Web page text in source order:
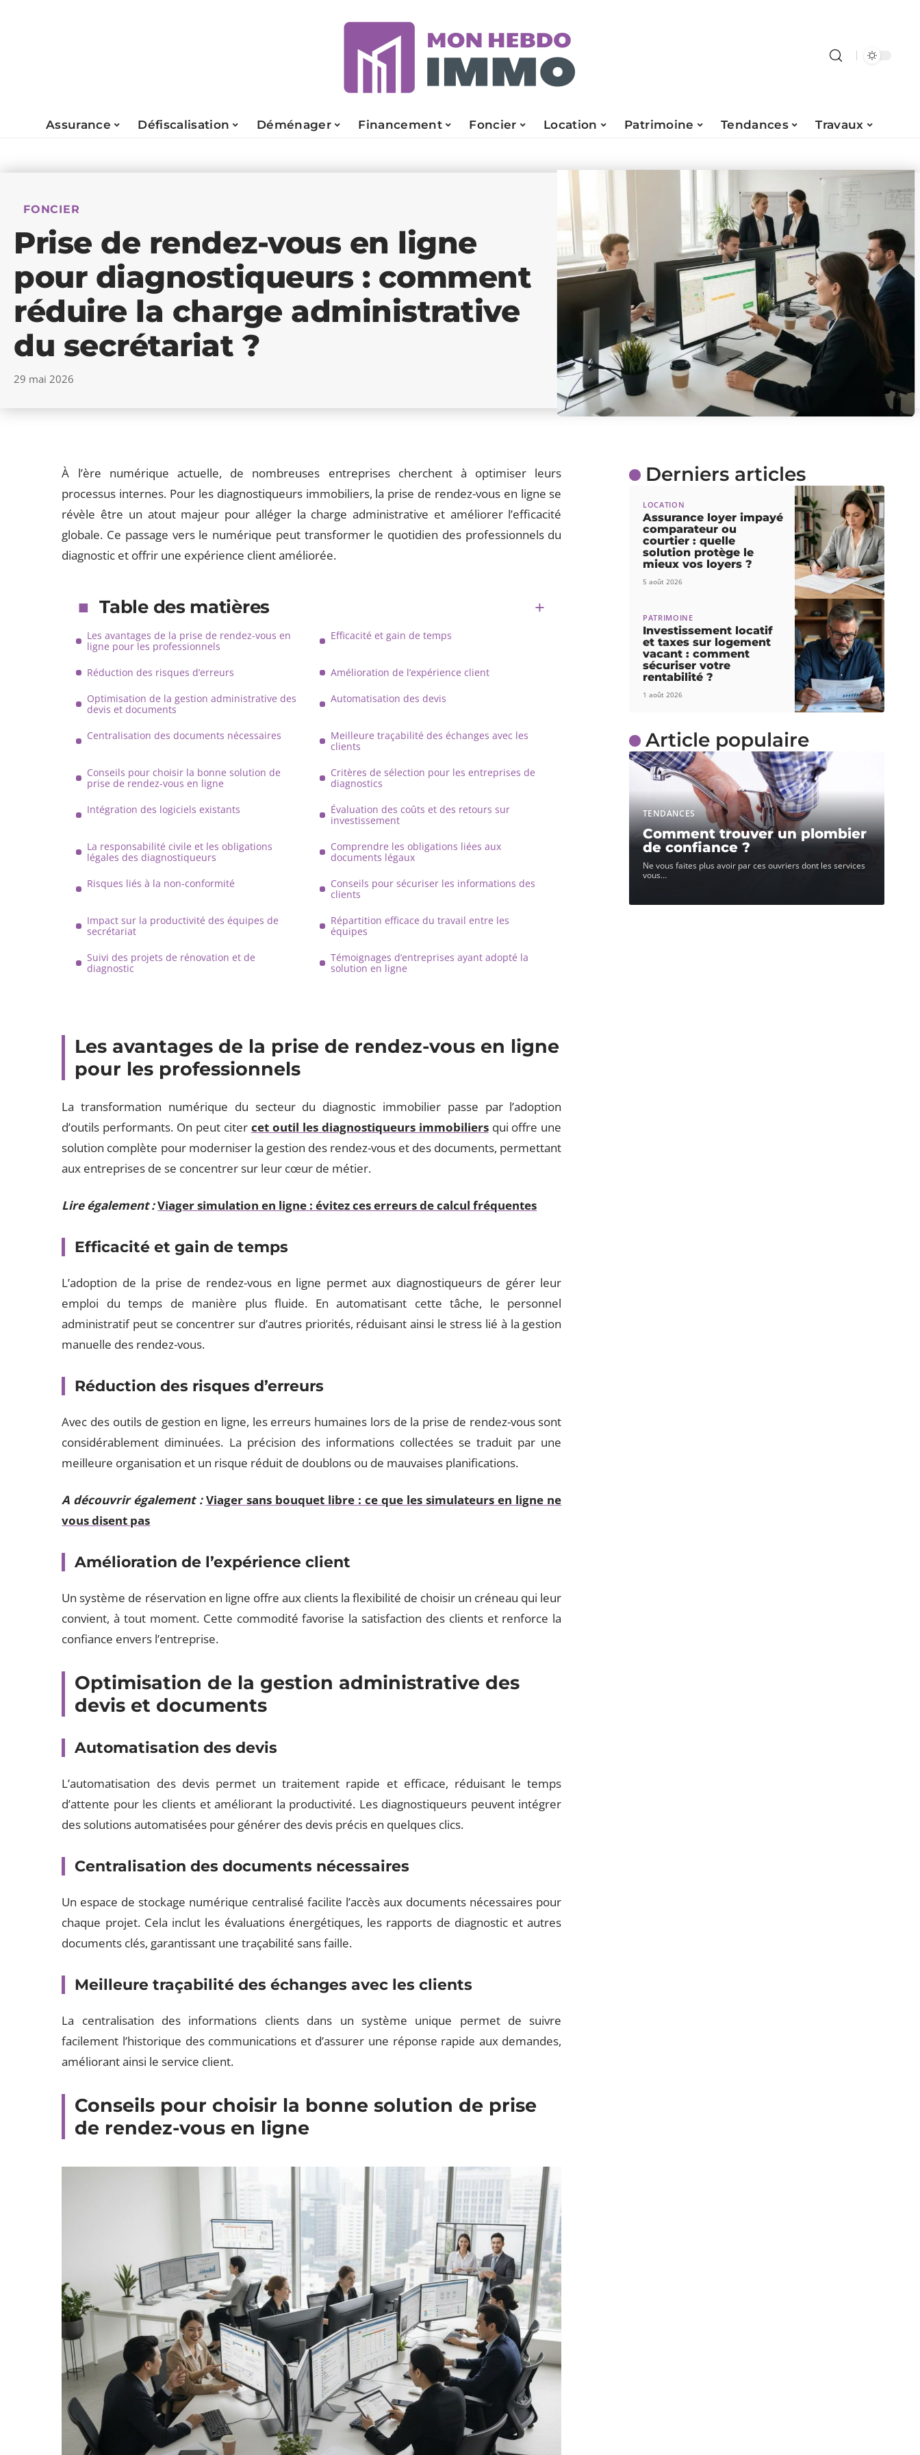
Assurance Défiscalisation Déménager Financement Foncier Location Patrimoine Tendances Travaux
FONCIER
Prise de rendez-vous en ligne
pour diagnostiqueurs : comment
réduire la charge administrative
du secrétariat ?
29 mai 2026
À l’ère numérique actuelle, de nombreuses entreprises cherchent à optimiser leurs
processus internes. Pour les diagnostiqueurs immobiliers, la prise de rendez-vous en ligne se
révèle être un atout majeur pour alléger la charge administrative et améliorer l’efficacité
globale. Ce passage vers le numérique peut transformer le quotidien des professionnels du
diagnostic et offrir une expérience client améliorée.
Table des matières
Les avantages de la prise de rendez-vous en
ligne pour les professionnels
Efficacité et gain de temps
Réduction des risques d’erreurs
Amélioration de l’expérience client
Optimisation de la gestion administrative des
devis et documents
Automatisation des devis
Centralisation des documents nécessaires
Meilleure traçabilité des échanges avec les
clients
Conseils pour choisir la bonne solution de
prise de rendez-vous en ligne
Critères de sélection pour les entreprises de
diagnostics
Intégration des logiciels existants
Évaluation des coûts et des retours sur
investissement
La responsabilité civile et les obligations
légales des diagnostiqueurs
Comprendre les obligations liées aux
documents légaux
Risques liés à la non-conformité
Conseils pour sécuriser les informations des
clients
Impact sur la productivité des équipes de
secrétariat
Répartition efficace du travail entre les
équipes
Suivi des projets de rénovation et de
diagnostic
Témoignages d’entreprises ayant adopté la
solution en ligne
Les avantages de la prise de rendez-vous en ligne
pour les professionnels
La transformation numérique du secteur du diagnostic immobilier passe par l’adoption
d’outils performants. On peut citer cet outil les diagnostiqueurs immobiliersqui offre une
solution complète pour moderniser la gestion des rendez-vous et des documents, permettant
aux entreprises de se concentrer sur leur cœur de métier.
Lire également :Viager simulation en ligne : évitez ces erreurs de calcul fréquentes
Efficacité et gain de temps
L’adoption de la prise de rendez-vous en ligne permet aux diagnostiqueurs de gérer leur
emploi du temps de manière plus fluide. En automatisant cette tâche, le personnel
administratif peut se concentrer sur d’autres priorités, réduisant ainsi le stress lié à la gestion
manuelle des rendez-vous.
Réduction des risques d’erreurs
Avec des outils de gestion en ligne, les erreurs humaines lors de la prise de rendez-vous sont
considérablement diminuées. La précision des informations collectées se traduit par une
meilleure organisation et un risque réduit de doublons ou de mauvaises planifications.
A découvrir également : Viager sans bouquet libre : ce que les simulateurs en ligne ne
vous disent pas
Amélioration de l’expérience client
Un système de réservation en ligne offre aux clients la flexibilité de choisir un créneau qui leur
convient, à tout moment. Cette commodité favorise la satisfaction des clients et renforce la
confiance envers l’entreprise.
Optimisation de la gestion administrative des
devis et documents
Automatisation des devis
L’automatisation des devis permet un traitement rapide et efficace, réduisant le temps
d’attente pour les clients et améliorant la productivité. Les diagnostiqueurs peuvent intégrer
des solutions automatisées pour générer des devis précis en quelques clics.
Centralisation des documents nécessaires
Un espace de stockage numérique centralisé facilite l’accès aux documents nécessaires pour
chaque projet. Cela inclut les évaluations énergétiques, les rapports de diagnostic et autres
documents clés, garantissant une traçabilité sans faille.
Meilleure traçabilité des échanges avec les clients
La centralisation des informations clients dans un système unique permet de suivre
facilement l’historique des communications et d’assurer une réponse rapide aux demandes,
améliorant ainsi le service client.
Conseils pour choisir la bonne solution de prise
de rendez-vous en ligne
Derniers articles
LOCATION
Assurance loyer impayé
comparateur ou
courtier : quelle
solution protège le
mieux vos loyers ?
5 août 2026
PATRIMOINE
Investissement locatif
et taxes sur logement
vacant : comment
sécuriser votre
rentabilité ?
1 août 2026
Article populaire
TENDANCES
Comment trouver un plombier
de confiance ?
Ne vous faites plus avoir par ces ouvriers dont les services
vous…